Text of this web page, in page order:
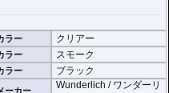
ラー クリアー
ラー スモーク
ラー ブラック
ーカー
Wunderlich / ワンダーリ